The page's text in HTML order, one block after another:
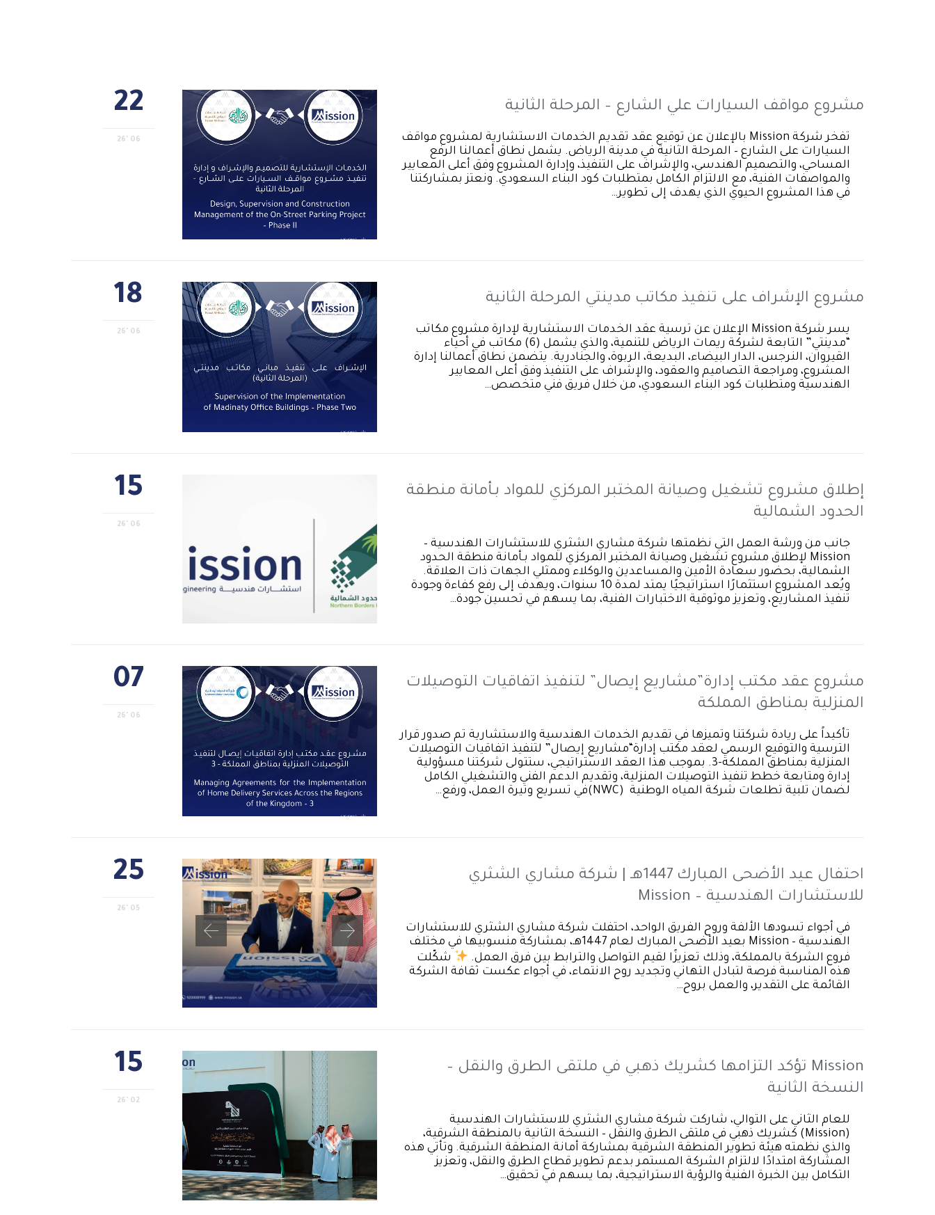
22
06 '26
مشروع مواقف السيارات علي الشارع – المرحلة الثانية
تفخر شركة Mission بالإعلان عن توقيع عقد تقديم الخدمات الاستشارية لمشروع مواقف
السيارات على الشارع – المرحلة الثانية في مدينة الرياض. يشمل نطاق أعمالنا الرفع
المساحي، والتصميم الهندسي، والإشراف على التنفيذ، وإدارة المشروع وفق أعلى المعايير
والمواصفات الفنية، مع الالتزام الكامل بمتطلبات كود البناء السعودي. ونعتز بمشاركتنا
في هذا المشروع الحيوي الذي يهدف إلى تطوير…
18
06 '26
مشروع الإشراف على تنفيذ مكاتب مدينتي المرحلة الثانية
يسر شركة Mission الإعلان عن ترسية عقد الخدمات الاستشارية لإدارة مشروع مكاتب
“مدينتي” التابعة لشركة ريمات الرياض للتنمية، والذي يشمل (6) مكاتب في أحياء
القيروان، النرجس، الدار البيضاء، البديعة، الربوة، والجنادرية. يتضمن نطاق أعمالنا إدارة
المشروع، ومراجعة التصاميم والعقود، والإشراف على التنفيذ وفق أعلى المعايير
الهندسية ومتطلبات كود البناء السعودي، من خلال فريق فني متخصص…
15
06 '26
إطلاق مشروع تشغيل وصيانة المختبر المركزي للمواد بـأمانة منطقة
الحدود الشمالية
جانب من ورشة العمل التي نظمتها شركة مشاري الشثري للاستشارات الهندسية –
Mission لإطلاق مشروع تشغيل وصيانة المختبر المركزي للمواد بـأمانة منطقة الحدود
الشمالية، بحضور سعادة الأمين والمساعدين والوكلاء وممثلي الجهات ذات العلاقة.
ويُعد المشروع استثمارًا استراتيجيًا يمتد لمدة 10 سنوات، ويهدف إلى رفع كفاءة وجودة
تنفيذ المشاريع، وتعزيز موثوقية الاختبارات الفنية، بما يسهم في تحسين جودة…
07
06 '26
مشروع عقد مكتب إدارة”مشاريع إيصال” لتنفيذ اتفاقيات التوصيلات
المنزلية بمناطق المملكة
تأكيداً على ريادة شركتنا وتميزها في تقديم الخدمات الهندسية والاستشارية تم صدور قرار
الترسية والتوقيع الرسمي لعقد مكتب إدارة“مشاريع إيصال” لتنفيذ اتفاقيات التوصيلات
المنزلية بمناطق المملكة-3. بموجب هذا العقد الاستراتيجي، ستتولى شركتنا مسؤولية
إدارة ومتابعة خطط تنفيذ التوصيلات المنزلية، وتقديم الدعم الفني والتشغيلي الكامل
لضمان تلبية تطلعات شركة المياه الوطنية (NWC)في تسريع وتيرة العمل، ورفع…
25
05 '26
احتفال عيد الأضحى المبارك 1447هـ | شركة مشاري الشثري
للاستشارات الهندسية – Mission
في أجواء تسودها الألفة وروح الفريق الواحد، احتفلت شركة مشاري الشثري للاستشارات
الهندسية – Mission بعيد الأضحى المبارك لعام 1447هـ، بمشاركة منسوبيها في مختلف
فروع الشركة بالمملكة، وذلك تعزيزًا لقيم التواصل والترابط بين فرق العمل.
شكّلت
هذه المناسبة فرصة لتبادل التهاني وتجديد روح الانتماء، في أجواء عكست ثقافة الشركة
القائمة على التقدير، والعمل بروح…
15
02 '26
Mission تؤكد التزامها كشريك ذهبي في ملتقى الطرق والنقل –
النسخة الثانية
للعام الثاني على التوالي، شاركت شركة مشاري الشثري للاستشارات الهندسية
(Mission) كشريك ذهبي في ملتقى الطرق والنقل – النسخة الثانية بالمنطقة الشرقية،
والذي نظمته هيئة تطوير المنطقة الشرقية بمشاركة أمانة المنطقة الشرقية. وتأتي هذه
المشاركة امتدادًا لالتزام الشركة المستمر بدعم تطوير قطاع الطرق والنقل، وتعزيز
التكامل بين الخبرة الفنية والرؤية الاستراتيجية، بما يسهم في تحقيق…